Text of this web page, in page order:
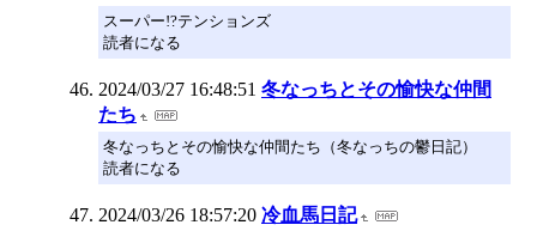
スーパー!?テンションズ
読者になる
2024/03/27 16:48:51 冬なっちとその愉快な仲間
たち
冬なっちとその愉快な仲間たち（冬なっちの鬱日記）
読者になる
2024/03/26 18:57:20 冷血馬日記